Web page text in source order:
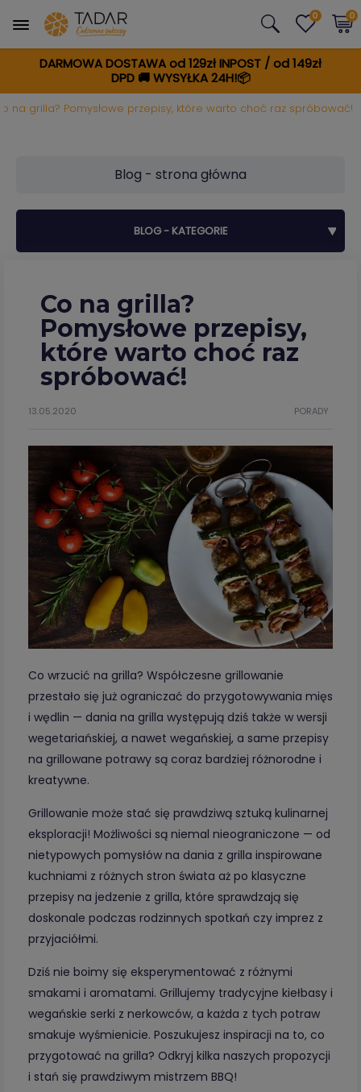
DARMOWA DOSTAWA od 129zł INPOST / od 149zł
DPD🚚WYSYŁKA 24H!📦
0 0
na grilla? Pomysłowe przepisy, które warto choć raz spróbować!
BLOG - KATEGORIE
Blog - strona główna
Co na grilla?
Pomysłowe przepisy,
które warto choć raz
spróbować!
PORADY
13.05.2020
Co wrzucić na grilla? Współczesne grillowanie
przestało się już ograniczać do przygotowywania mięs
i wędlin — dania na grilla występują dziś także w wersji
wegetariańskiej, a nawet wegańskiej, a same przepisy
na grillowane potrawy są coraz bardziej różnorodne i
kreatywne.
Grillowanie może stać się prawdziwą sztuką kulinarnej
eksploracji! Możliwości są niemal nieograniczone — od
nietypowych pomysłów na dania z grilla inspirowane
kuchniami z różnych stron świata aż po klasyczne
przepisy na jedzenie z grilla, które sprawdzają się
doskonale podczas rodzinnych spotkań czy imprez z
przyjaciółmi.
Dziś nie boimy się eksperymentować z różnymi
smakami i aromatami. Grillujemy tradycyjne kiełbasy i
wegańskie serki z nerkowców, a każda z tych potraw
smakuje wyśmienicie. Poszukujesz inspiracji na to, co
przygotować na grilla? Odkryj kilka naszych propozycji
i stań się prawdziwym mistrzem BBQ!